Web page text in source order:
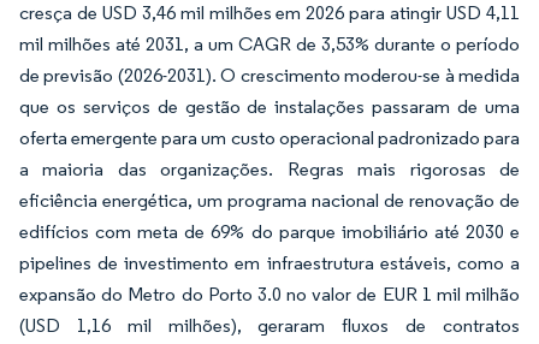
cresça de USD 3,46 mil milhões em 2026 para atingir USD 4,11
mil milhões até 2031, a um CAGR de 3,53% durante o período
de previsão (2026-2031). O crescimento moderou-se à medida
que os serviços de gestão de instalações passaram de uma
oferta emergente para um custo operacional padronizado para
a maioria das organizações. Regras mais rigorosas de
eficiência energética, um programa nacional de renovação de
edifícios com meta de 69% do parque imobiliário até 2030 e
pipelines de investimento em infraestrutura estáveis, como a
expansão do Metro do Porto 3.0 no valor de EUR 1 mil milhão
(USD 1,16 mil milhões), geraram fluxos de contratos